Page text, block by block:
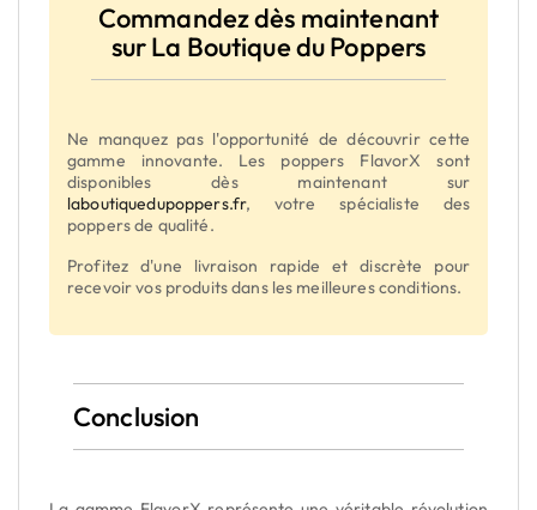
Commandez dès maintenant
sur La Boutique du Poppers
Ne manquez pas l'opportunité de découvrir cette
gamme innovante. Les poppers FlavorX sont
disponibles dès maintenant sur
laboutiquedupoppers.fr, votre spécialiste des
poppers de qualité.
Profitez d'une livraison rapide et discrète pour
recevoir vos produits dans les meilleures conditions.
Conclusion